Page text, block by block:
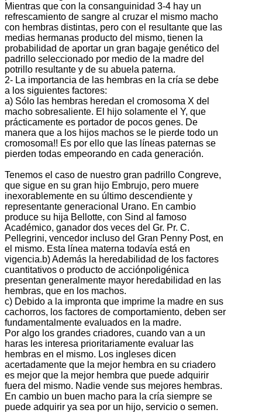
Mientras que con la consanguinidad 3-4 hay un
refrescamiento de sangre al cruzar el mismo macho
con hembras distintas, pero con el resultante que las
medias hermanas producto del mismo, tienen la
probabilidad de aportar un gran bagaje genético del
padrillo seleccionado por medio de la madre del
potrillo resultante y de su abuela paterna.
2- La importancia de las hembras en la cría se debe
a los siguientes factores:
a) Sólo las hembras heredan el cromosoma X del
macho sobresaliente. El hijo solamente el Y, que
prácticamente es portador de pocos genes. De
manera que a los hijos machos se le pierde todo un
cromosoma!! Es por ello que las líneas paternas se
pierden todas empeorando en cada generación.
Tenemos el caso de nuestro gran padrillo Congreve,
que sigue en su gran hijo Embrujo, pero muere
inexorablemente en su último descendiente y
representante generacional Urano. En cambio
produce su hija Bellotte, con Sind al famoso
Académico, ganador dos veces del Gr. Pr. C.
Pellegrini, vencedor incluso del Gran Penny Post, en
el mismo. Esta línea materna todavía está en
vigencia.b) Además la heredabilidad de los factores
cuantitativos o producto de acciónpoligénica
presentan generalmente mayor heredabilidad en las
hembras, que en los machos.
c) Debido a la impronta que imprime la madre en sus
cachorros, los factores de comportamiento, deben ser
fundamentalmente evaluados en la madre.
Por algo los grandes criadores, cuando van a un
haras les interesa prioritariamente evaluar las
hembras en el mismo. Los ingleses dicen
acertadamente que la mejor hembra en su criadero
es mejor que la mejor hembra que puede adquirir
fuera del mismo. Nadie vende sus mejores hembras.
En cambio un buen macho para la cría siempre se
puede adquirir ya sea por un hijo, servicio o semen.